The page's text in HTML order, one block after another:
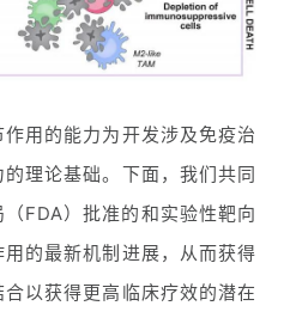
用的能力为开发涉及免疫治
理论基础。下面，我们共同
FDA）批准的和实验性靶向
的最新机制进展，从而获得
以获得更高临床疗效的潜在